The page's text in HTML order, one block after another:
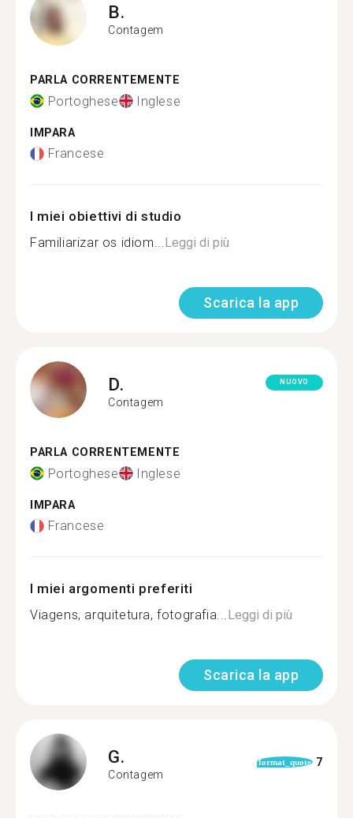
B.
Contagem
PARLA CORRENTEMENTE
Portoghese Inglese
IMPARA
Francese
I miei obiettivi di studio
Familiarizar os idiom...Leggi di più
Scarica la app
D.
Contagem
NUOVO
PARLA CORRENTEMENTE
Portoghese Inglese
IMPARA
Francese
I miei argomenti preferiti
Viagens, arquitetura, fotografia...Leggi di più
Scarica la app
G.
Contagem
format_quote 7